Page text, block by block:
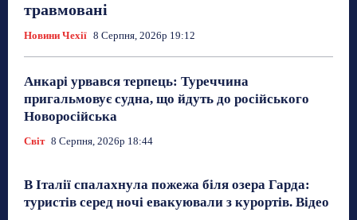
травмовані
Новини Чехії 8 Серпня, 2026р 19:12
Анкарі урвався терпець: Туреччина
пригальмовує судна, що йдуть до російського
Новоросійська
Світ 8 Серпня, 2026р 18:44
В Італії спалахнула пожежа біля озера Гарда:
туристів серед ночі евакуювали з курортів. Відео